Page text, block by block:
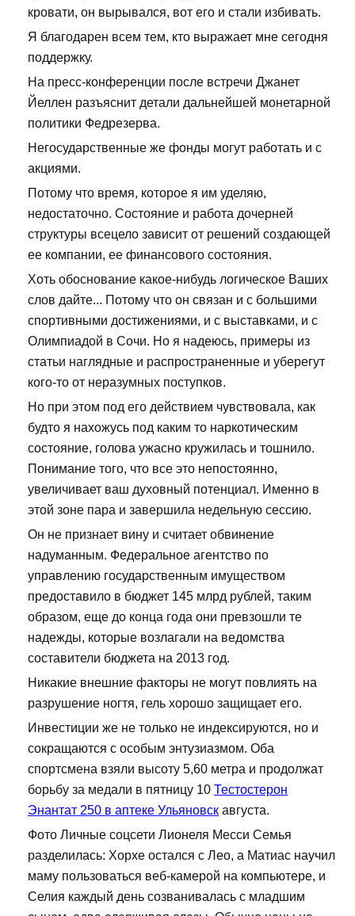
кровати, он вырывался, вот его и стали избивать.
Я благодарен всем тем, кто выражает мне сегодня
поддержку.
На пресс-конференции после встречи Джанет
Йеллен разъяснит детали дальнейшей монетарной
политики Федрезерва.
Негосударственные же фонды могут работать и с
акциями.
Потому что время, которое я им уделяю,
недостаточно. Состояние и работа дочерней
структуры всецело зависит от решений создающей
ее компании, ее финансового состояния.
Хоть обоснование какое-нибудь логическое Ваших
слов дайте... Потому что он связан и с большими
спортивными достижениями, и с выставками, и с
Олимпиадой в Сочи. Но я надеюсь, примеры из
статьи наглядные и распространенные и уберегут
кого-то от неразумных поступков.
Но при этом под его действием чувствовала, как
будто я нахожусь под каким то наркотическим
состояние, голова ужасно кружилась и тошнило.
Понимание того, что все это непостоянно,
увеличивает ваш духовный потенциал. Именно в
этой зоне пара и завершила недельную сессию.
Он не признает вину и считает обвинение
надуманным. Федеральное агентство по
управлению государственным имуществом
предоставило в бюджет 145 млрд рублей, таким
образом, еще до конца года они превзошли те
надежды, которые возлагали на ведомства
составители бюджета на 2013 год.
Никакие внешние факторы не могут повлиять на
разрушение ногтя, гель хорошо защищает его.
Инвестиции же не только не индексируются, но и
сокращаются с особым энтузиазмом. Оба
спортсмена взяли высоту 5,60 метра и продолжат
борьбу за медали в пятницу 10 Тестостерон
Энантат 250 в аптеке Ульяновск августа.
Фото Личные соцсети Лионеля Месси Семья
разделилась: Хорхе остался с Лео, а Матиас научил
маму пользоваться веб-камерой на компьютере, и
Селия каждый день созванивалась с младшим